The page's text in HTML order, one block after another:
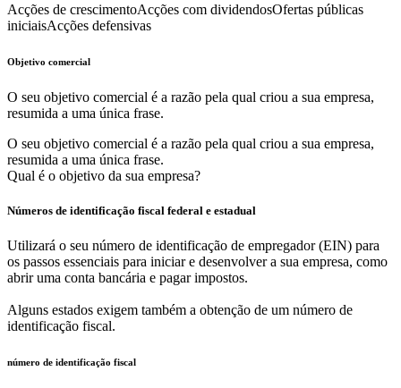
Acções de crescimentoAcções com dividendosOfertas públicas
iniciaisAcções defensivas
Objetivo comercial
O seu objetivo comercial é a razão pela qual criou a sua empresa,
resumida a uma única frase.
O seu objetivo comercial é a razão pela qual criou a sua empresa,
resumida a uma única frase.
Qual é o objetivo da sua empresa?
Números de identificação fiscal federal e estadual
Utilizará o seu número de identificação de empregador (EIN) para
os passos essenciais para iniciar e desenvolver a sua empresa, como
abrir uma conta bancária e pagar impostos.
Alguns estados exigem também a obtenção de um número de
identificação fiscal.
número de identificação fiscal